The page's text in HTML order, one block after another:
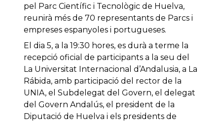
pel Parc Científic i Tecnològic de Huelva,
reunirà més de 70 representants de Parcs i
empreses espanyoles i portugueses.
El dia 5, a la 19:30 hores, es durà a terme la
recepció oficial de participants a la seu del
La Universitat Internacional d’Andalusia, a La
Rábida, amb participació del rector de la
UNIA, el Subdelegat del Govern, el delegat
del Govern Andalús, el president de la
Diputació de Huelva i els presidents de